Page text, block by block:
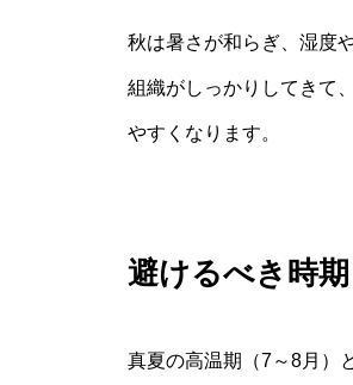
秋は暑さが和らぎ、湿度
組織がしっかりしてきて
やすくなります。
避けるべき時
真夏の高温期（7～8月）